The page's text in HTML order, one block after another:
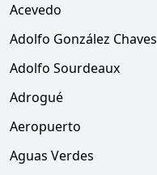
Acevedo
Adolfo González Chaves
Adolfo Sourdeaux
Adrogué
Aeropuerto
Aguas Verdes